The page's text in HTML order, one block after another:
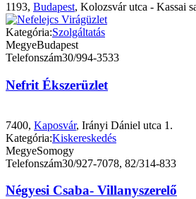
1193, Budapest, Kolozsvár utca - Kassai
Kategória:Szolgáltatás
MegyeBudapest
Telefonszám30/994-3533
Nefrit Ékszerüzlet
7400, Kaposvár, Irányi Dániel utca 1.
Kategória:Kiskereskedés
MegyeSomogy
Telefonszám30/927-7078, 82/314-833
Négyesi Csaba- Villanyszerelő